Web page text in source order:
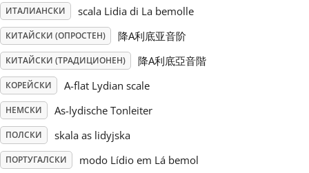
Türkçe
Українська
简体中文
繁體中文
ИТАЛИАНСКИ scala Lidia di La bemolle
КИТАЙСКИ (ОПРОСТЕН) 降A利底亚音阶
КИТАЙСКИ (ТРАДИЦИОНЕН) 降A利底亞音階
КОРЕЙСКИ A-flat Lydian scale
НЕМСКИ As-lydische Tonleiter
ПОЛСКИ skala as lidyjska
ПОРТУГАЛСКИ modo Lídio em Lá bemol